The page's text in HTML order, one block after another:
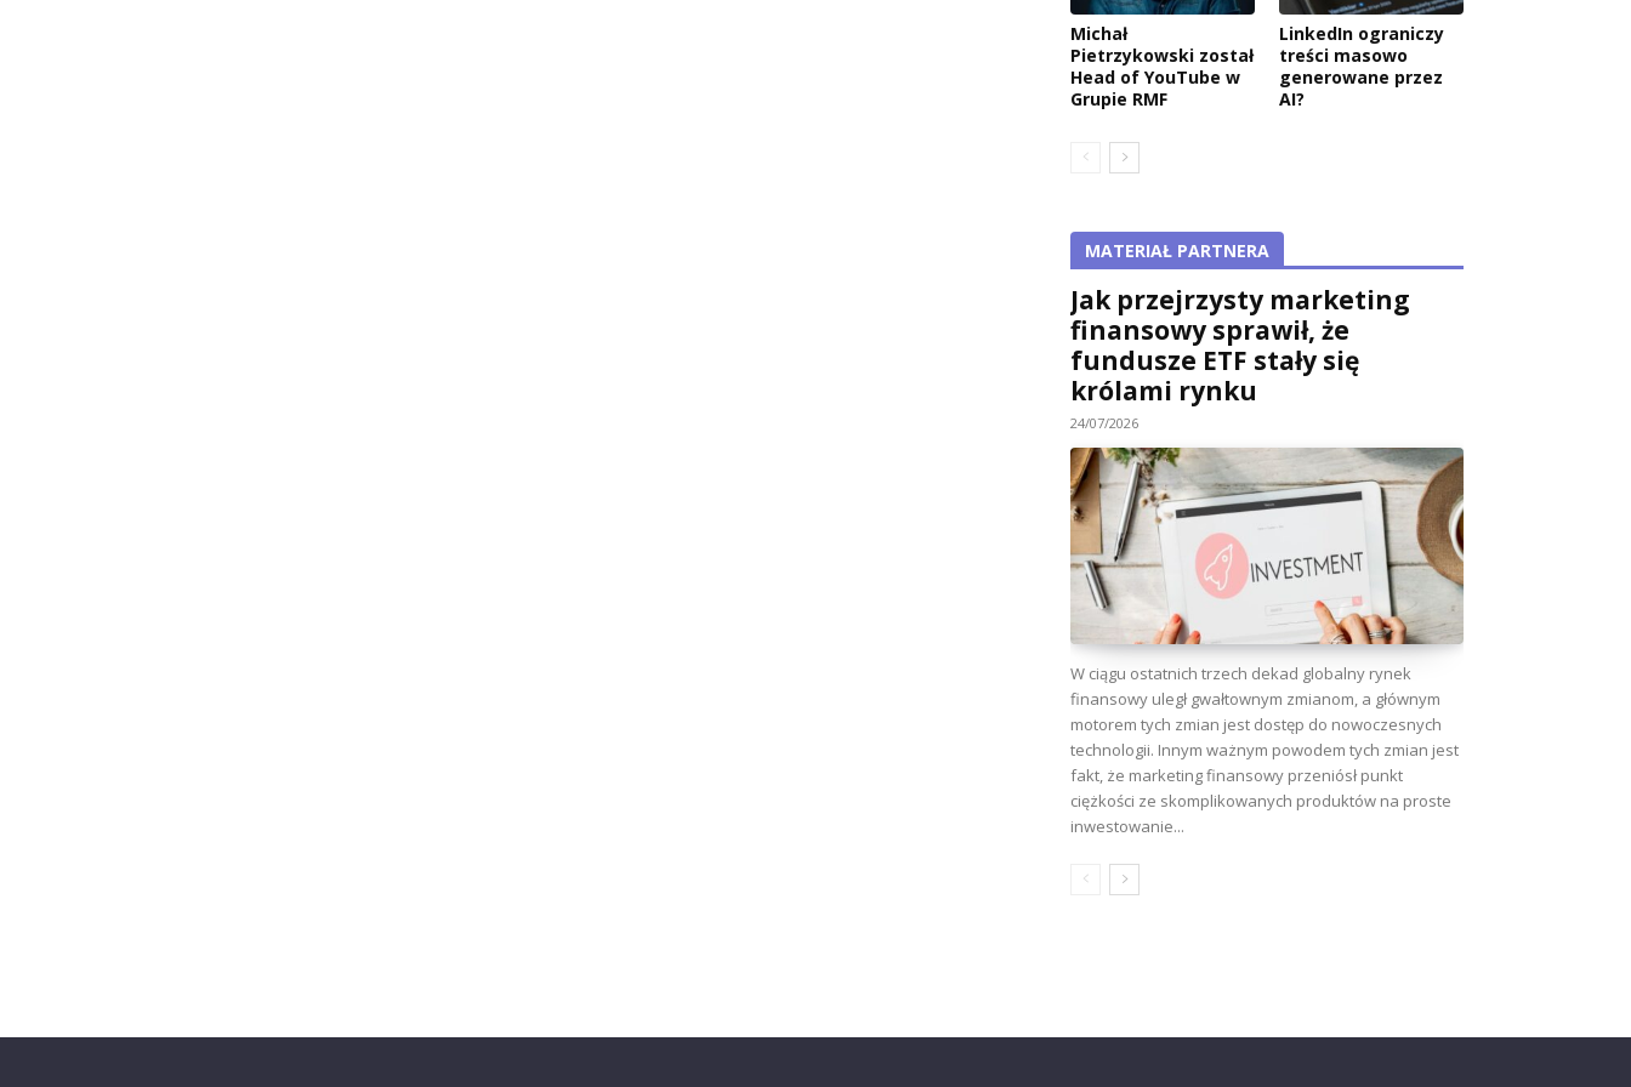
Michał
Pietrzykowski został
Head of YouTube w
Grupie RMF
LinkedIn ograniczy
treści masowo
generowane przez
AI?
MATERIAŁ PARTNERA
Jak przejrzysty marketing
finansowy sprawił, że
fundusze ETF stały się
królami rynku
24/07/2026
W ciągu ostatnich trzech dekad globalny rynek
finansowy uległ gwałtownym zmianom, a głównym
motorem tych zmian jest dostęp do nowoczesnych
technologii. Innym ważnym powodem tych zmian jest
fakt, że marketing finansowy przeniósł punkt
ciężkości ze skomplikowanych produktów na proste
inwestowanie...